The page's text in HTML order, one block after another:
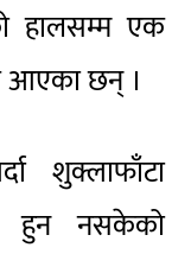
एक
आएका छन् ।
शुक्लाफाँटा
हुन नसकेको